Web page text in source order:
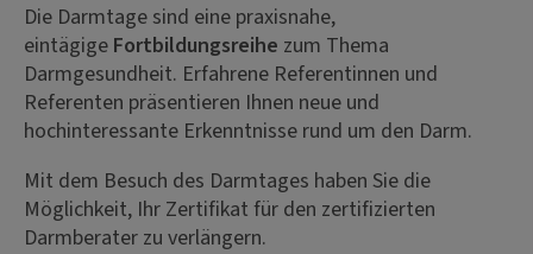
Die Darmtage sind eine praxisnahe,
eintägige Fortbildungsreihe zum Thema
Darmgesundheit. Erfahrene Referentinnen und
Referenten präsentieren Ihnen neue und
hochinteressante Erkenntnisse rund um den Darm.
Mit dem Besuch des Darmtages haben Sie die
Möglichkeit, Ihr Zertifikat für den zertifizierten
Darmberater zu verlängern.